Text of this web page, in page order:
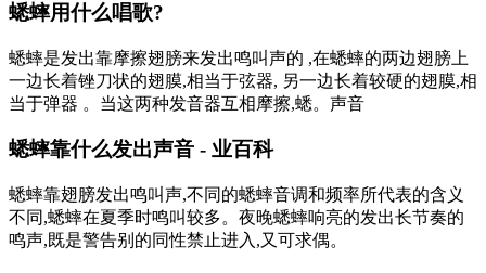
蟋蟀用什么唱歌?
蟋蟀是发出靠摩擦翅膀来发出鸣叫声的 ,在蟋蟀的两边翅膀上
一边长着锉刀状的翅膜,相当于弦器, 另一边长着较硬的翅膜,相
当于弹器 。当这两种发音器互相摩擦,蟋。声音
蟋蟀靠什么发出声音 - 业百科
蟋蟀靠翅膀发出鸣叫声,不同的蟋蟀音调和频率所代表的含义
不同,蟋蟀在夏季时鸣叫较多。夜晚蟋蟀响亮的发出长节奏的
鸣声,既是警告别的同性禁止进入,又可求偶。